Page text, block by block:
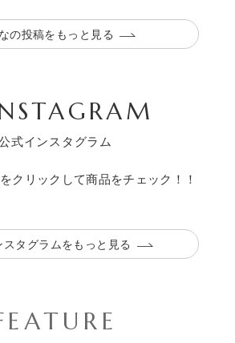
の投稿をもっと見る
式インスタグラム
クリックして商品をチェック！！
スタグラムをもっと見る